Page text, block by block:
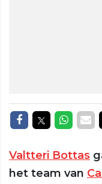
Delen opDelen op
Delen
Valtteri Bottas
het team van